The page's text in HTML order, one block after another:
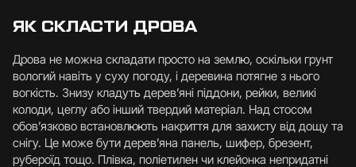
ЯК СКЛАСТИ ДРОВА
Дрова не можна складати просто на землю, оскільки грунт
вологий навіть у суху погоду, і деревина потягне з нього
вогкість. Знизу кладуть дерев’яні піддони, рейки, великі
колоди, цеглу або інший твердий матеріал. Над стосом
обов’язково встановлюють накриття для захисту від дощу та
снігу. Це може бути дерев’яна панель, шифер, брезент,
рубероїд тощо. Плівка, поліетилен чи клейонка непридатні